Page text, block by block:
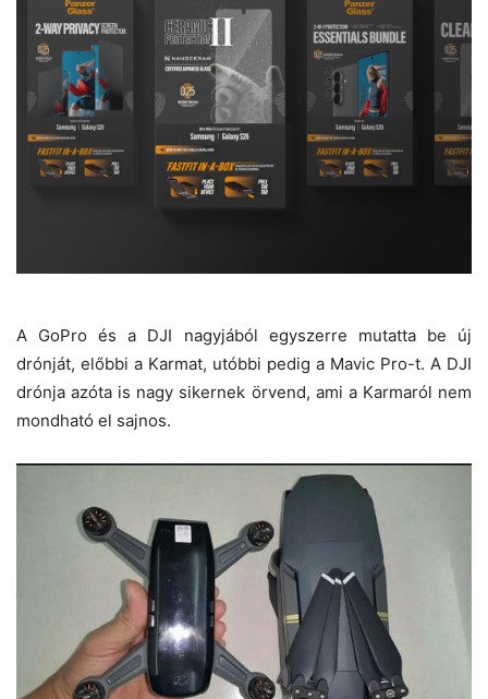
A GoPro és a DJI nagyjából egyszerre mutatta be új
drónját, előbbi a Karmat, utóbbi pedig a Mavic Pro-t. A DJI
drónja azóta is nagy sikernek örvend, ami a Karmaról nem
mondható el sajnos.